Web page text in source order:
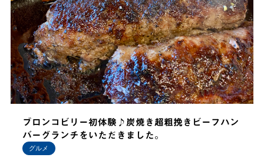
ブロンコビリー初体験♪炭焼き超粗挽きビーフハン
バーグランチをいただきました。
グルメ